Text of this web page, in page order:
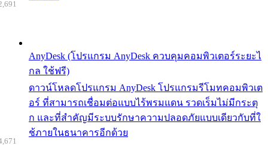
AnyDesk (โปรแกรม AnyDesk ควบคุมคอมพิวเตอร์ระยะไ
กล ใช้ฟรี)
ดาวน์โหลดโปรแกรม AnyDesk โปรแกรมรีโมทคอมพิวเต
อร์ ที่สามารถเชื่อมต่อแบบไร้พรมแดน รวดเร็มไม่มีกระตุ
ก และที่สำคัญมีระบบรักษาความปลอดภัยแบบเดียวกับที่ใ
ช้ภายในธนาคารอีกด้วย